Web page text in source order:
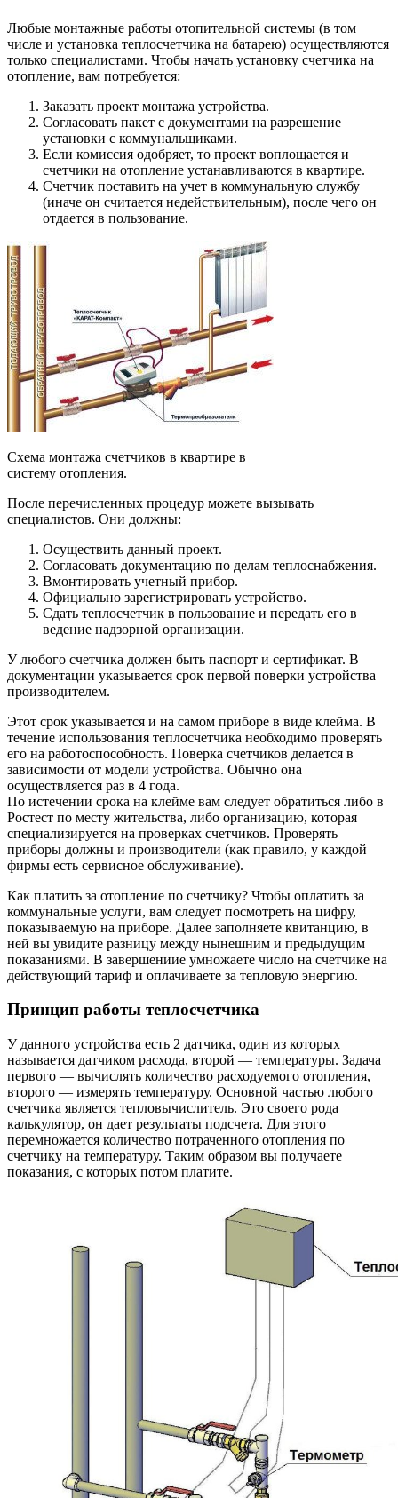
Любые монтажные работы отопительной системы (в том
числе и установка теплосчетчика на батарею) осуществляются
только специалистами. Чтобы начать установку счетчика на
отопление, вам потребуется:
Заказать проект монтажа устройства.
Согласовать пакет с документами на разрешение
установки с коммунальщиками.
Если комиссия одобряет, то проект воплощается и
счетчики на отопление устанавливаются в квартире.
Счетчик поставить на учет в коммунальную службу
(иначе он считается недействительным), после чего он
отдается в пользование.
Схема монтажа счетчиков в квартире в
систему отопления.
После перечисленных процедур можете вызывать
специалистов. Они должны:
Осуществить данный проект.
Согласовать документацию по делам теплоснабжения.
Вмонтировать учетный прибор.
Официально зарегистрировать устройство.
Сдать теплосчетчик в пользование и передать его в
ведение надзорной организации.
У любого счетчика должен быть паспорт и сертификат. В
документации указывается срок первой поверки устройства
производителем.
Этот срок указывается и на самом приборе в виде клейма. В
течение использования теплосчетчика необходимо проверять
его на работоспособность. Поверка счетчиков делается в
зависимости от модели устройства. Обычно она
осуществляется раз в 4 года.
По истечении срока на клейме вам следует обратиться либо в
Ростест по месту жительства, либо организацию, которая
специализируется на проверках счетчиков. Проверять
приборы должны и производители (как правило, у каждой
фирмы есть сервисное обслуживание).
Как платить за отопление по счетчику? Чтобы оплатить за
коммунальные услуги, вам следует посмотреть на цифру,
показываемую на приборе. Далее заполняете квитанцию, в
ней вы увидите разницу между нынешним и предыдущим
показаниями. В завершениие умножаете число на счетчике на
действующий тариф и оплачиваете за тепловую энергию.
Принцип работы теплосчетчика
У данного устройства есть 2 датчика, один из которых
называется датчиком расхода, второй — температуры. Задача
первого — вычислять количество расходуемого отопления,
второго — измерять температуру. Основной частью любого
счетчика является тепловычислитель. Это своего рода
калькулятор, он дает результаты подсчета. Для этого
перемножается количество потраченного отопления по
счетчику на температуру. Таким образом вы получаете
показания, с которых потом платите.